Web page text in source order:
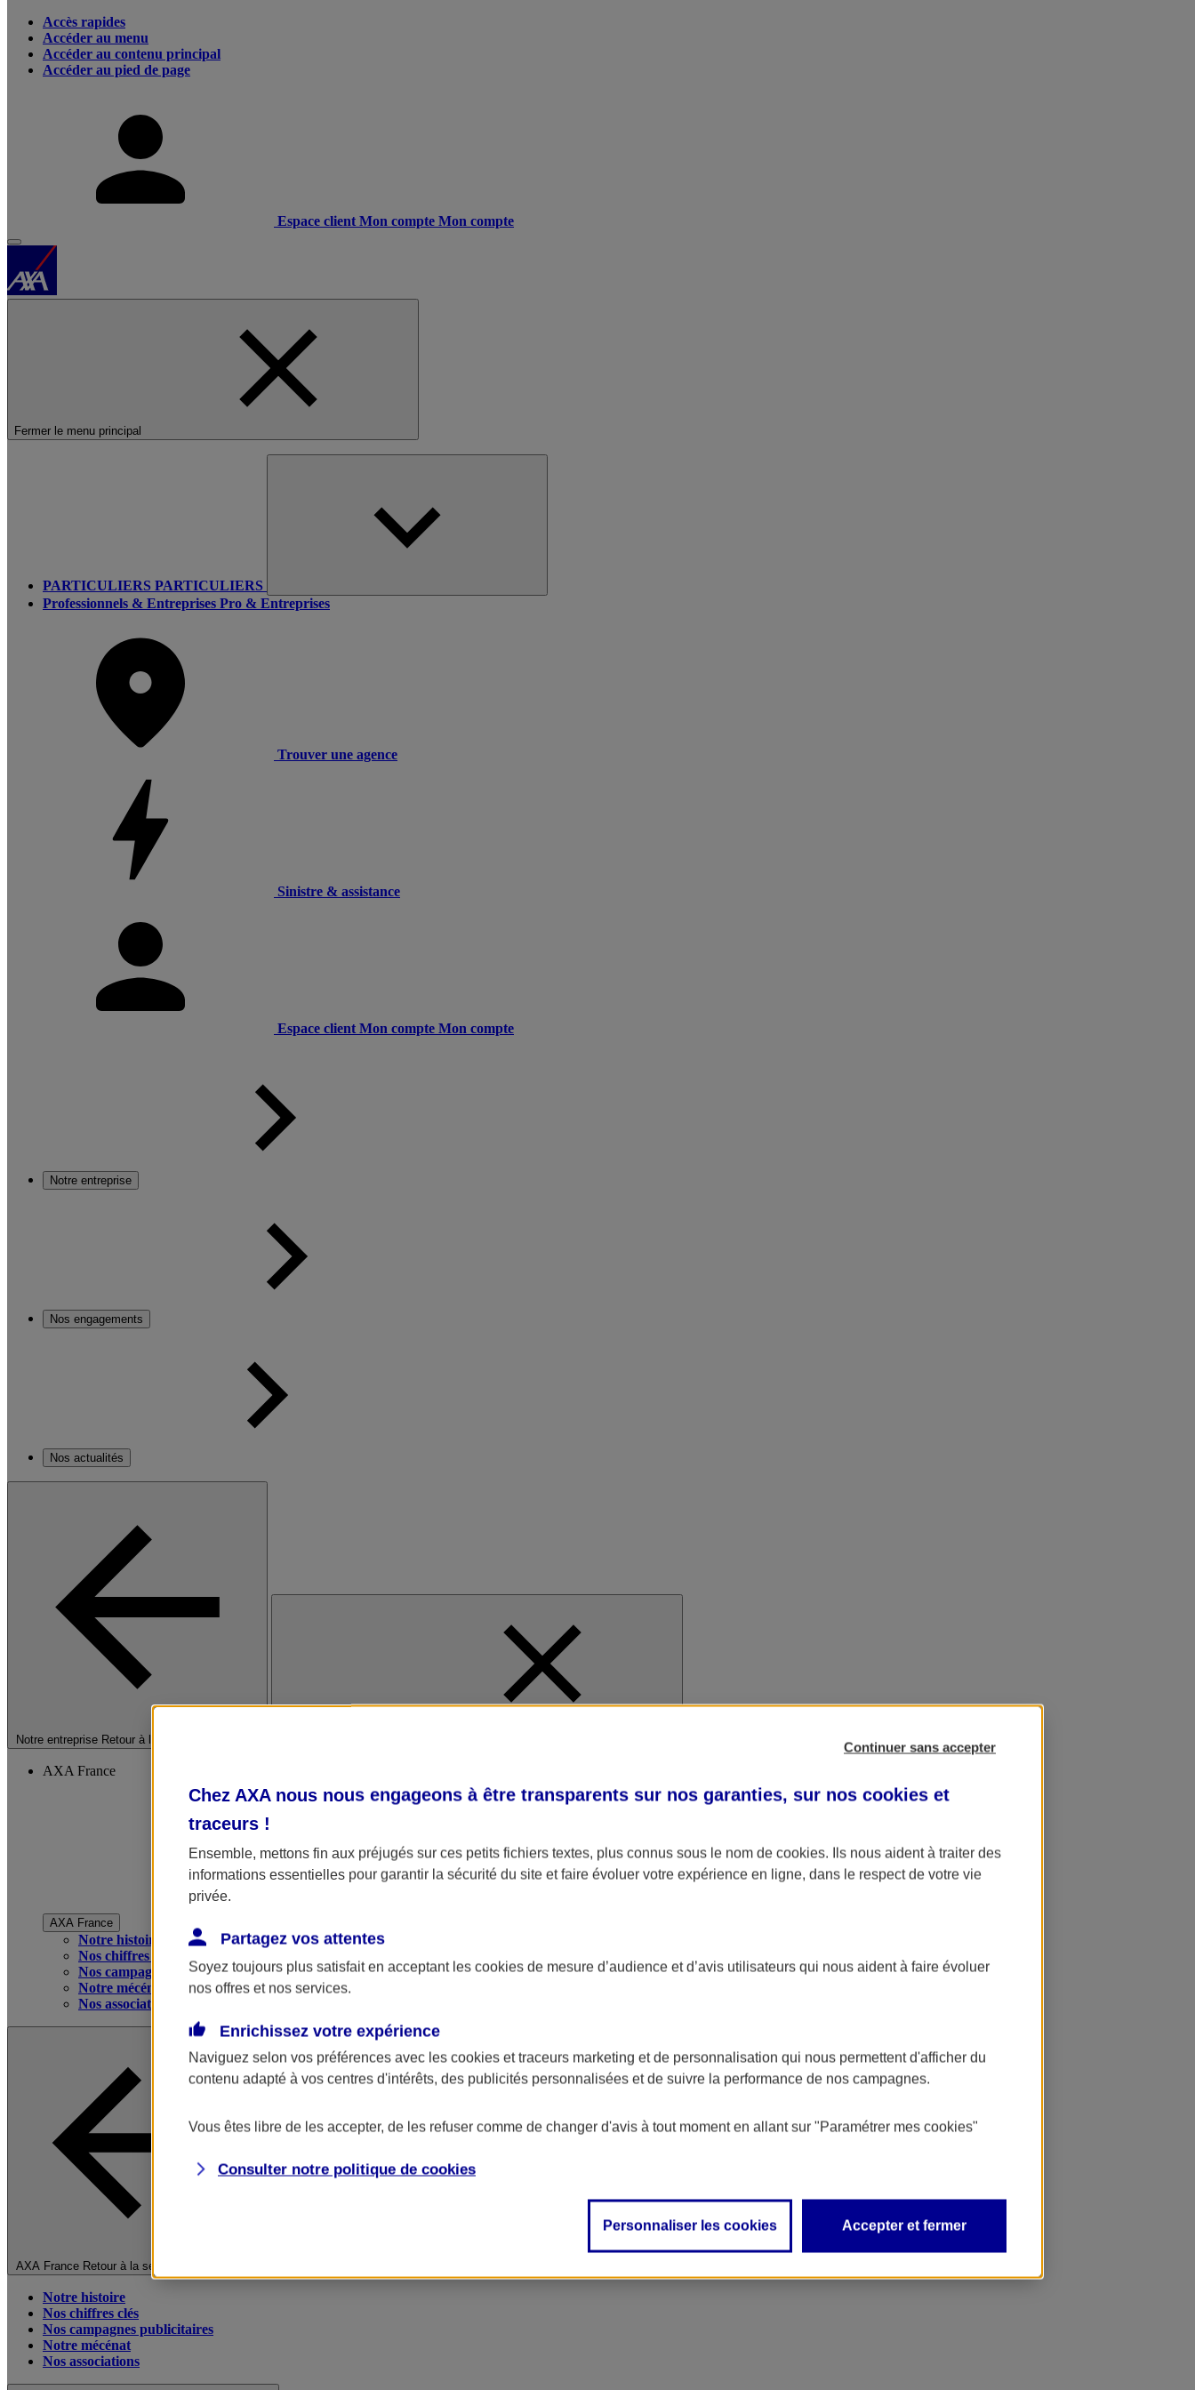
Accès rapides
Accéder au menu
Accéder au contenu principal
Accéder au pied de page
Espace client Mon compte Mon compte
Fermer le menu principal
PARTICULIERS PARTICULIERS
Professionnels & Entreprises Pro & Entreprises
Trouver une agence
Sinistre & assistance
Espace client Mon compte Mon compte
Notre entreprise
Nos engagements
Nos actualités
Notre entreprise Retour à la section précédente
AXA France
AXA France
Notre histoire
Nos chiffres clés
Nos campagnes publicitaires
Notre mécénat
Nos associations
AXA France Retour à la section précédente
Notre histoire
Nos chiffres clés
Nos campagnes publicitaires
Notre mécénat
Nos associations
Continuer sans accepter
Chez AXA nous nous engageons à être transparents sur nos garanties, sur nos cookies et
traceurs !
Ensemble, mettons fin aux préjugés sur ces petits fichiers textes, plus connus sous le nom de cookies. Ils nous aident à traiter des
informations essentielles pour garantir la sécurité du site et faire évoluer votre expérience en ligne, dans le respect de votre vie
privée.
Partagez vos attentes
Soyez toujours plus satisfait en acceptant les cookies de mesure d’audience et d’avis utilisateurs qui nous aident à faire évoluer
nos offres et nos services.
Enrichissez votre expérience
Naviguez selon vos préférences avec les cookies et traceurs marketing et de personnalisation qui nous permettent d'afficher du
contenu adapté à vos centres d'intérêts, des publicités personnalisées et de suivre la performance de nos campagnes.
Vous êtes libre de les accepter, de les refuser comme de changer d'avis à tout moment en allant sur "Paramétrer mes cookies"
Consulter notre politique de cookies
Personnaliser les cookies Accepter et fermer